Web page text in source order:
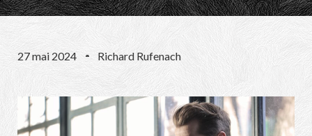
27 mai 2024 Richard Rufenach